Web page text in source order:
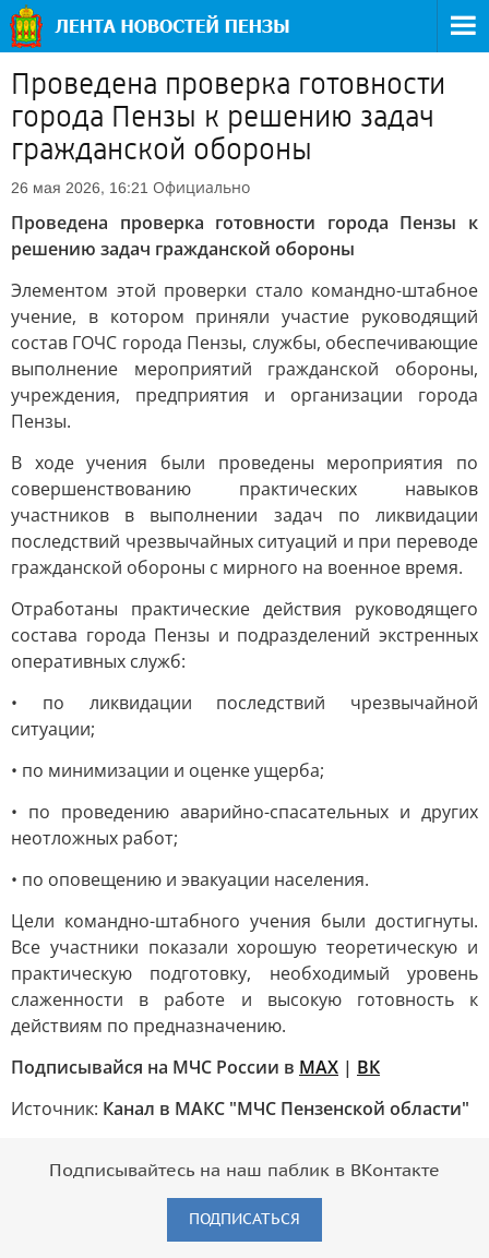
Проведена проверка готовности
города Пензы к решению задач
гражданской обороны
26 мая 2026, 16:21 Официально
Проведена проверка готовности города Пензы к
решению задач гражданской обороны
Элементом этой проверки стало командно-штабное
учение, в котором приняли участие руководящий
состав ГОЧС города Пензы, службы, обеспечивающие
выполнение мероприятий гражданской обороны,
учреждения, предприятия и организации города
Пензы.
В ходе учения были проведены мероприятия по
совершенствованию практических навыков
участников в выполнении задач по ликвидации
последствий чрезвычайных ситуаций и при переводе
гражданской обороны с мирного на военное время.
Отработаны практические действия руководящего
состава города Пензы и подразделений экстренных
оперативных служб:
• по ликвидации последствий чрезвычайной
ситуации;
• по минимизации и оценке ущерба;
• по проведению аварийно-спасательных и других
неотложных работ;
• по оповещению и эвакуации населения.
Цели командно-штабного учения были достигнуты.
Все участники показали хорошую теоретическую и
практическую подготовку, необходимый уровень
слаженности в работе и высокую готовность к
действиям по предназначению.
Подписывайся на МЧС России в МАХ | ВК
Источник: Канал в МАКС "МЧС Пензенской области"
Подписывайтесь на наш паблик в ВКонтакте
ПОДПИСАТЬСЯ